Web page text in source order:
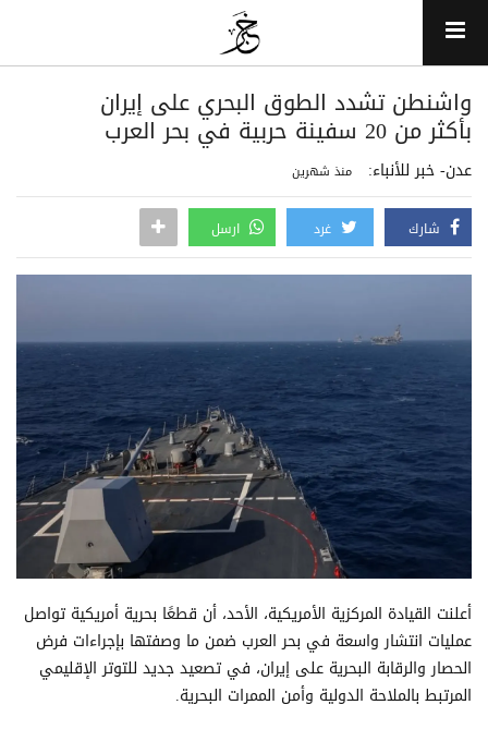
واشنطن تشدد الطوق البحري على إيران
بأكثر من 20 سفينة حربية في بحر العرب
عدن- خبر للأنباء: منذ شهرين
شارك غرد ارسل
أعلنت القيادة المركزية الأمريكية، الأحد، أن قطعًا بحرية أمريكية تواصل
عمليات انتشار واسعة في بحر العرب ضمن ما وصفتها بإجراءات فرض
الحصار والرقابة البحرية على إيران، في تصعيد جديد للتوتر الإقليمي
المرتبط بالملاحة الدولية وأمن الممرات البحرية.